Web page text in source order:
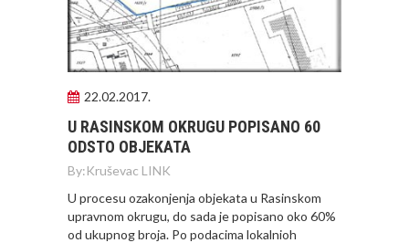
22.02.2017.
U RASINSKOM OKRUGU POPISANO 60
ODSTO OBJEKATA
By:Kruševac LINK
U procesu ozakonjenja objekata u Rasinskom
upravnom okrugu, do sada je popisano oko 60%
od ukupnog broja. Po podacima lokalnioh